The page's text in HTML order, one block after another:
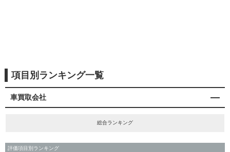
項目別ランキング一覧
車買取会社
総合ランキング
評価項目別ランキング